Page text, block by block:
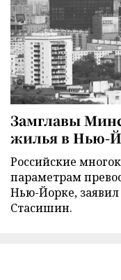
Замглавы
жилья в Нью-
Российские
параметрам
Нью-Йорке,
Стасишин.